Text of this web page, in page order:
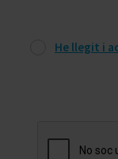
He llegit i